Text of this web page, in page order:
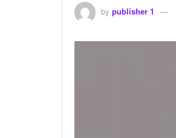
by publisher 1